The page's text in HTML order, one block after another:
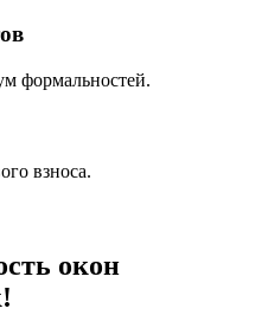
формальностей.
взноса.
окон